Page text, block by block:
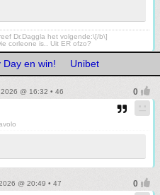
Dr.Daggla het volgende:\[/b\]
corleone is.. Uit ER ofzo?
en win! Unibet
@ 16:32 • 46
@ 20:49 • 47